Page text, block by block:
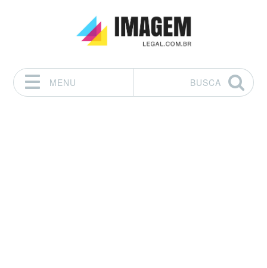
MENU
BUSCA